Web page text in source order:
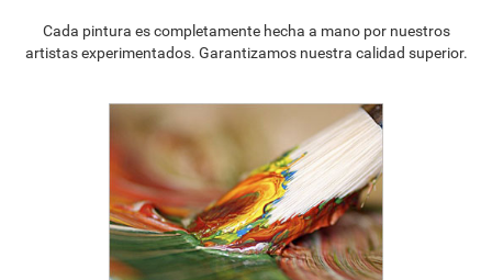
Cada pintura es completamente hecha a mano por nuestros
artistas experimentados. Garantizamos nuestra calidad superior.